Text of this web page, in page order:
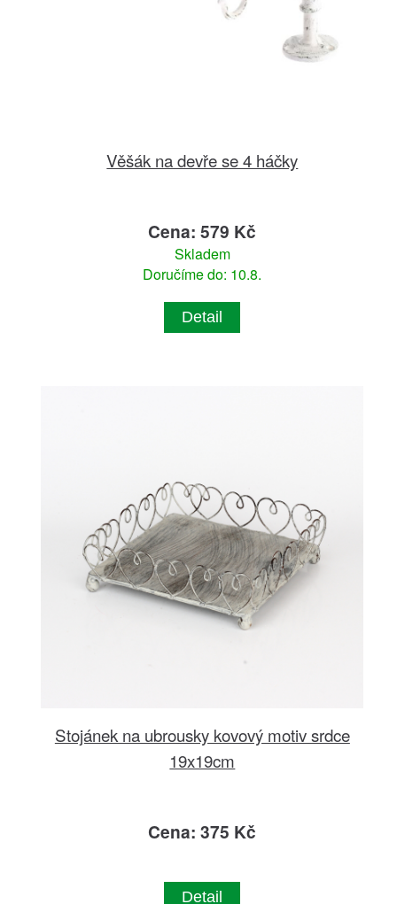
Věšák na devře se 4 háčky
Cena: 579 Kč
Skladem
Doručíme do: 10.8.
Detail
Stojánek na ubrousky kovový motiv srdce
19x19cm
Cena: 375 Kč
Detail